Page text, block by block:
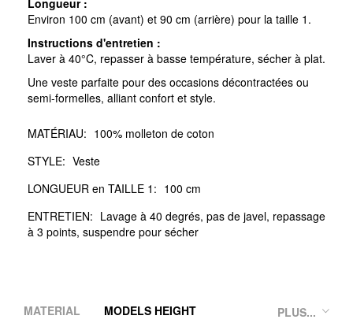
Environ 100 cm (avant) et 90 cm (arrière) pour la taille 1.
Instructions d'entretien :
Laver à 40°C, repasser à basse température, sécher à plat.
Une veste parfaite pour des occasions décontractées ou
semi-formelles, alliant confort et style.
MATÉRIAU: 100% molleton de coton
STYLE: Veste
LONGUEUR en TAILLE 1: 100 cm
ENTRETIEN: Lavage à 40 degrés, pas de javel, repassage
à 3 points, suspendre pour sécher
PLUS...
MATERIAL MODELS HEIGHT